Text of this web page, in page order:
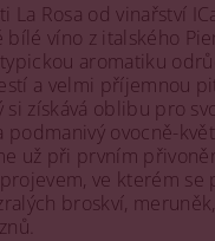
La Rosa od vinařství
víno z italského
aromatiku
a velmi příjemnou
si získává oblibu pro
podmanivý ovocně-
už při prvním
ve kterém se
broskví,